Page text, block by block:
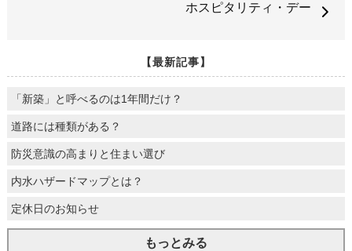
ホスピタリティ・デー
【最新記事】
「新築」と呼べるのは1年間だけ？
道路には種類がある？
防災意識の高まりと住まい選び
内水ハザードマップとは？
定休日のお知らせ
もっとみる